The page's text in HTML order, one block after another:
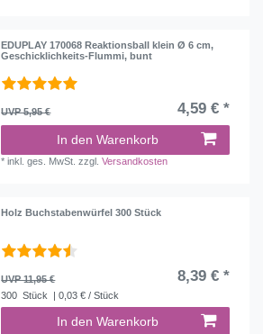
EDUPLAY 170068 Reaktionsball klein Ø 6 cm,
Geschicklichkeits-Flummi, bunt
UVP 5,95 € 4,59 € *
In den Warenkorb
*inkl. ges. MwSt. zzgl.Versandkosten
Holz Buchstabenwürfel 300 Stück
UVP 11,95 € 8,39 € *
300 Stück | 0,03 € / Stück
In den Warenkorb